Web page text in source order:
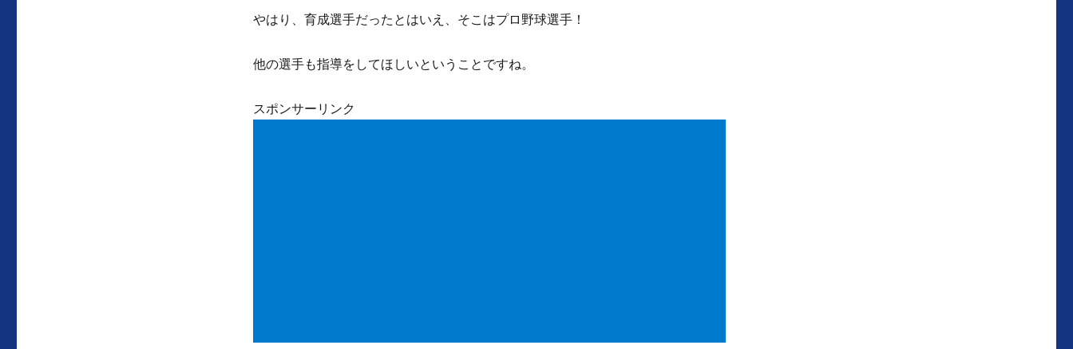
やはり、育成選手だったとはいえ、そこはプロ野球選手！
他の選手も指導をしてほしいということですね。
スポンサーリンク